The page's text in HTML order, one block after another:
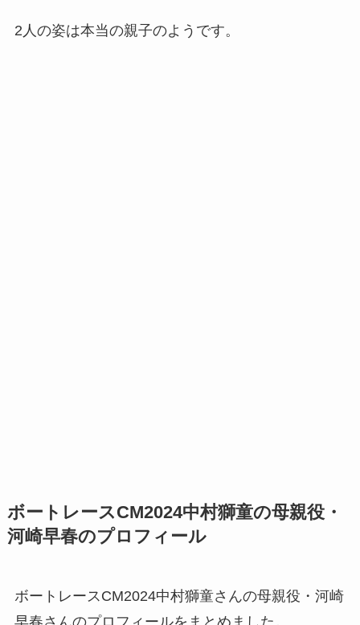
2人の姿は本当の親子のようです。
ボートレースCM2024中村獅童の母親役・
河崎早春のプロフィール
ボートレースCM2024中村獅童さんの母親役・河崎